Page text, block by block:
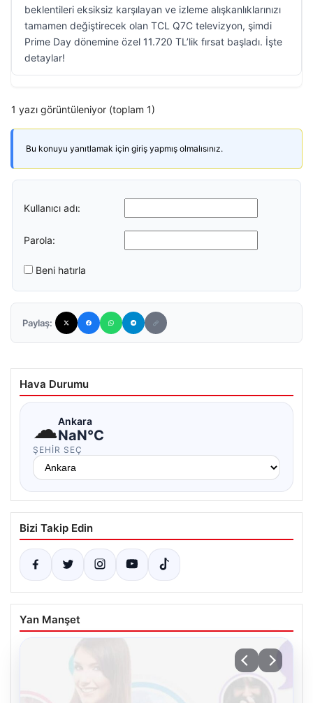
beklentileri eksiksiz karşılayan ve izleme alışkanlıklarınızı
tamamen değiştirecek olan TCL Q7C televizyon, şimdi
Prime Day dönemine özel 11.720 TL’lik fırsat başladı. İşte
detaylar!
1 yazı görüntüleniyor (toplam 1)
Bu konuyu yanıtlamak için giriş yapmış olmalısınız.
Kullanıcı adı:
Parola:
Beni hatırla
Paylaş:
Hava Durumu
☁Ankara
NaN°C
ŞEHIR SEÇ
Bizi Takip Edin
Yan Manşet